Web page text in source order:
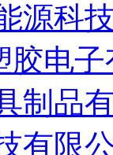
源科
胶电
制品
有限